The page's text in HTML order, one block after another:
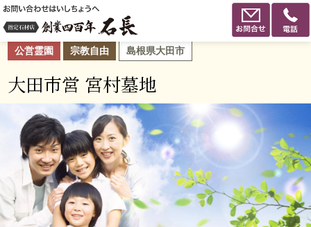
公営霊園 宗教自由 島根県大田市
大田市営 宮村墓地